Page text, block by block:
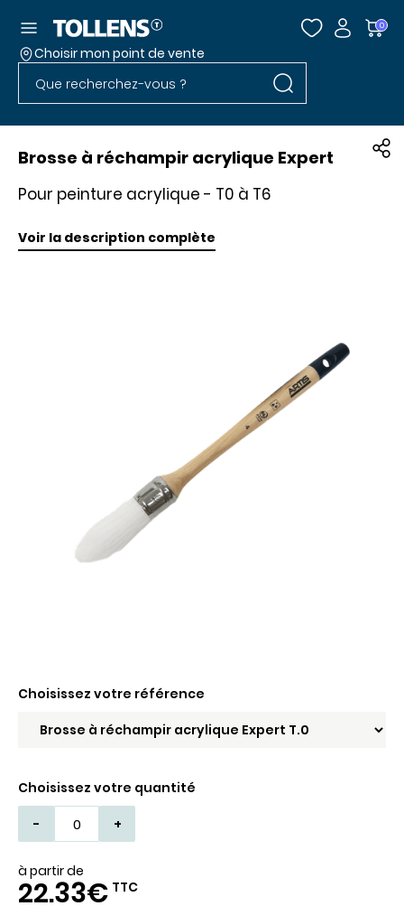
0
Passer la liste des magasins et aller au pied
Choisir mon point de vente
Rechercher dans le site Rechercher
Accéder au menu
Brosse à réchampir acrylique Expert
Pour peinture acrylique - T0 à T6
Voir la description complète
Choisissez votre référence
Choisissez votre quantité
-
+
à partir de
22.33€ TTC